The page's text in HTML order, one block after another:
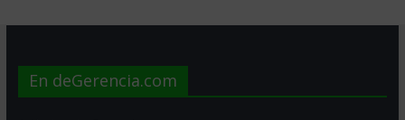
En deGerencia.com